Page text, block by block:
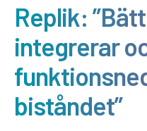
Replik:
integrerar
biståndet”